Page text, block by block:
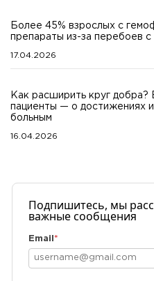
Более 45% взрослых с
препараты из-за перебоев с
17.04.2026
Как расширить круг добра?
пациенты — о достижениях
больным
16.04.2026
Подпишитесь, мы
важные сообщения
Email *